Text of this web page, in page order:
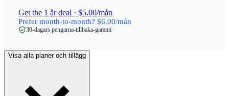
Get the 1 år deal · $5.00/mån
Prefer month-to-month? $6.00/mån
30-dagars pengarna-tillbaka-garanti
Visa alla planer och tillägg